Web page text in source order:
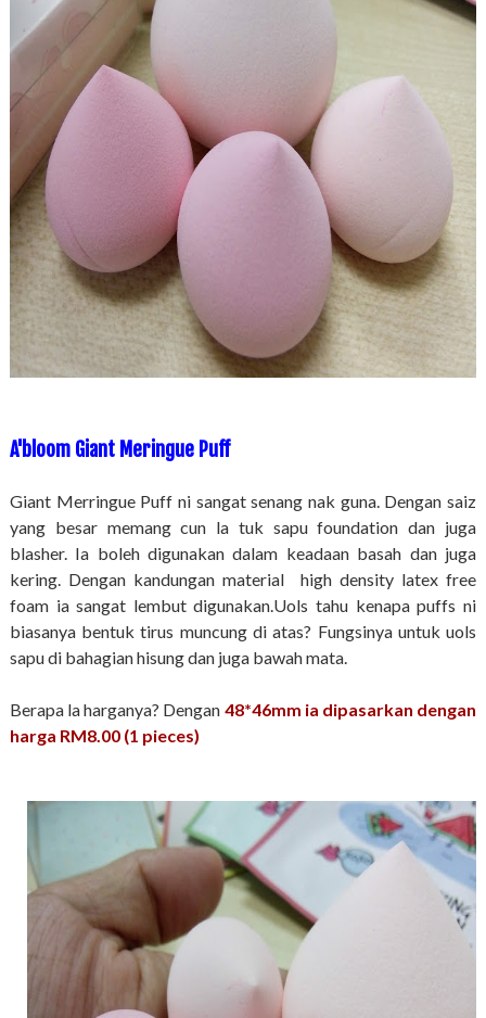
A'bloom Giant Meringue Puff
Giant Merringue Puff ni sangat senang nak guna. Dengan saiz
yang besar memang cun la tuk sapu foundation dan juga
blasher. Ia boleh digunakan dalam keadaan basah dan juga
kering. Dengan kandungan material high density latex free
foam ia sangat lembut digunakan.Uols tahu kenapa puffs ni
biasanya bentuk tirus muncung di atas? Fungsinya untuk uols
sapu di bahagian hisung dan juga bawah mata.
Berapa la harganya? Dengan 48*46mm ia dipasarkan dengan
harga RM8.00 (1 pieces)